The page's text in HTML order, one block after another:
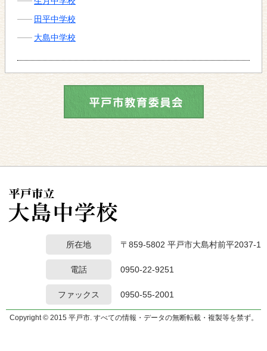
田平中学校
大島中学校
所在地 〒859-5802 平戸市大島村前平2037-1
電話 0950-22-9251
ファックス 0950-55-2001
Copyright © 2015 平戸市. すべての情報・データの無断転載・複製等を禁ず。